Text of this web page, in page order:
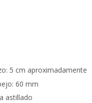
5 cm aproximadamente
60 mm
astillado